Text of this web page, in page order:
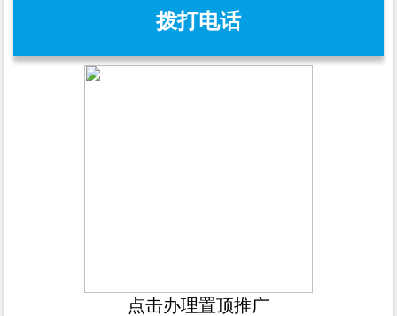
拨打电话
点击办理置顶推广